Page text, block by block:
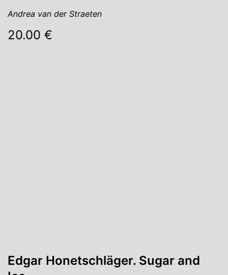
Andrea van der Straeten
20.00 €
Edgar Honetschläger. Sugar and